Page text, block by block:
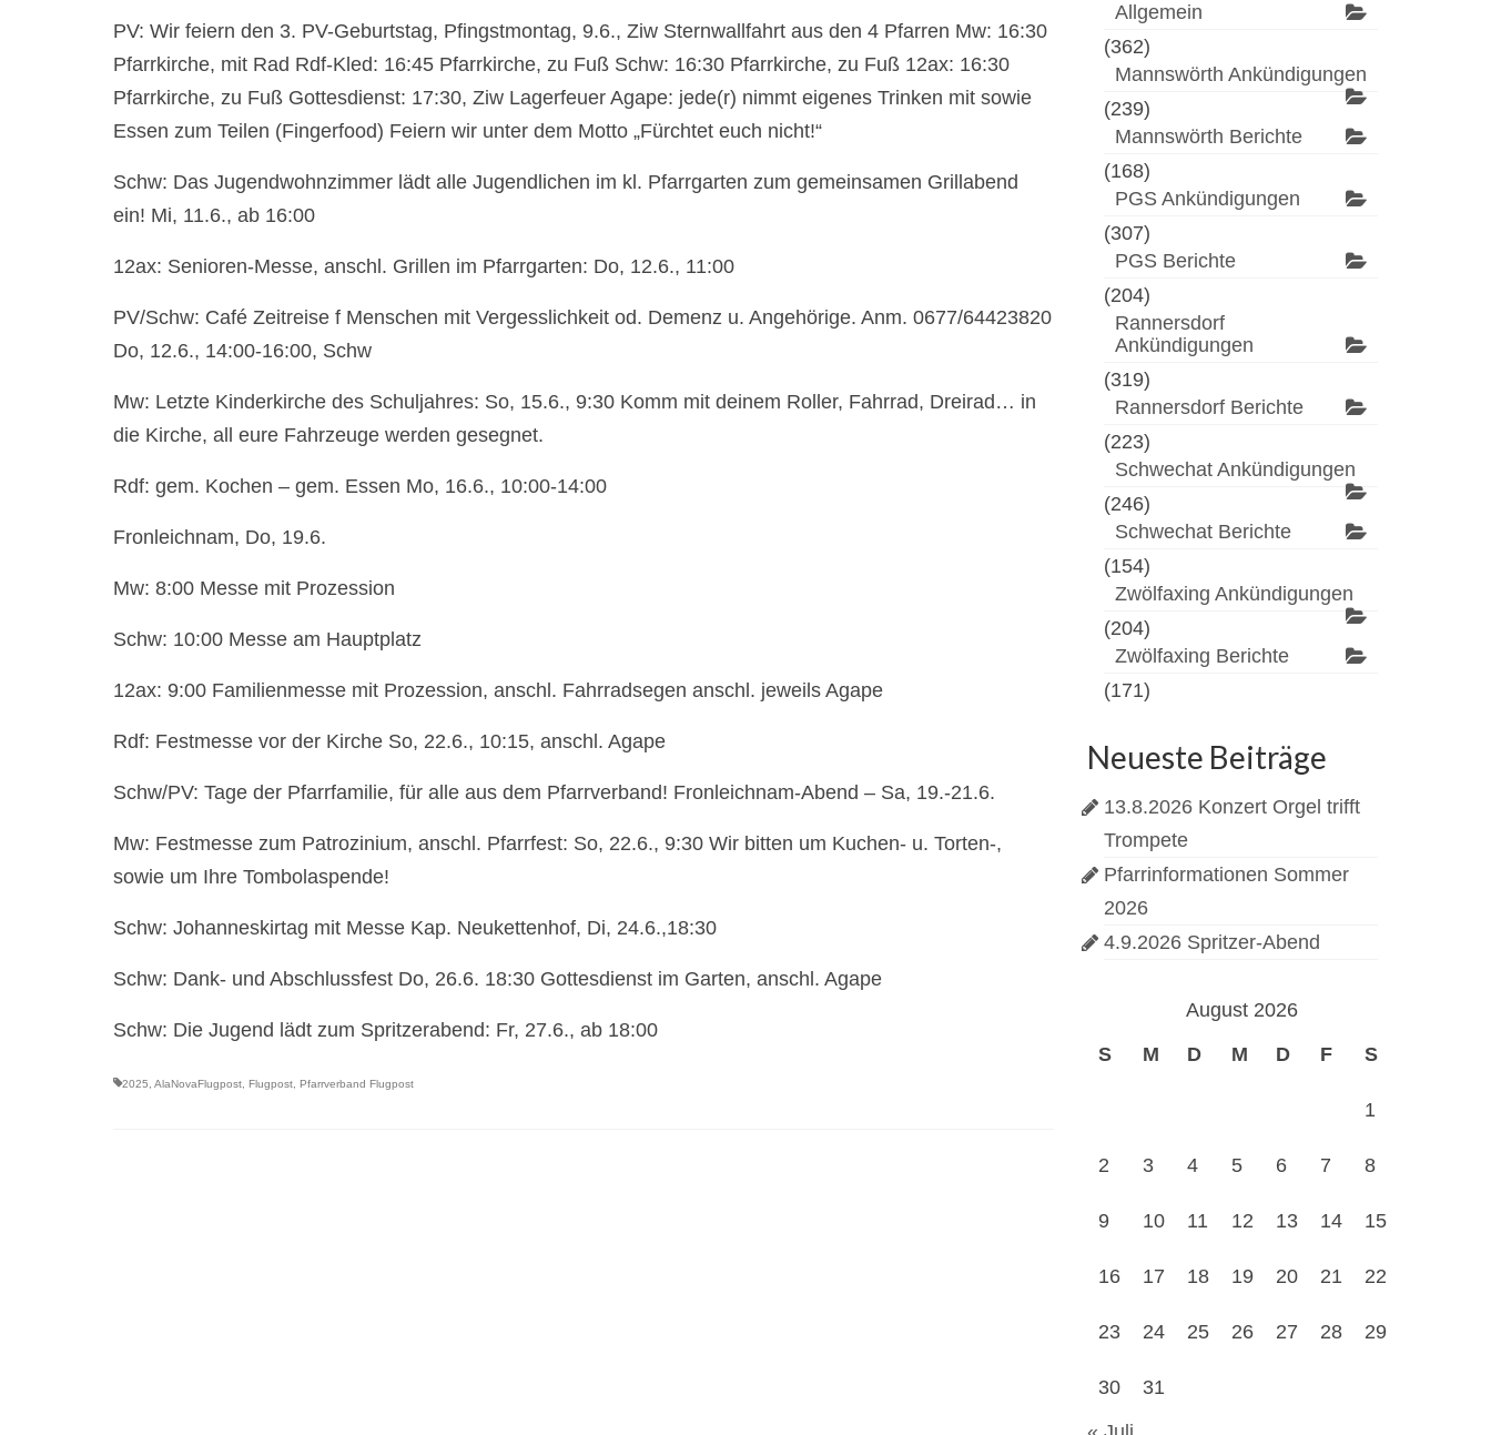
PV: Wir feiern den 3. PV-Geburtstag, Pfingstmontag, 9.6., Ziw Sternwallfahrt aus den 4 Pfarren Mw: 16:30
Pfarrkirche, mit Rad Rdf-Kled: 16:45 Pfarrkirche, zu Fuß Schw: 16:30 Pfarrkirche, zu Fuß 12ax: 16:30
Pfarrkirche, zu Fuß Gottesdienst: 17:30, Ziw Lagerfeuer Agape: jede(r) nimmt eigenes Trinken mit sowie
Essen zum Teilen (Fingerfood) Feiern wir unter dem Motto „Fürchtet euch nicht!“
Schw: Das Jugendwohnzimmer lädt alle Jugendlichen im kl. Pfarrgarten zum gemeinsamen Grillabend
ein! Mi, 11.6., ab 16:00
12ax: Senioren-Messe, anschl. Grillen im Pfarrgarten: Do, 12.6., 11:00
PV/Schw: Café Zeitreise f Menschen mit Vergesslichkeit od. Demenz u. Angehörige. Anm. 0677/64423820
Do, 12.6., 14:00-16:00, Schw
Mw: Letzte Kinderkirche des Schuljahres: So, 15.6., 9:30 Komm mit deinem Roller, Fahrrad, Dreirad… in
die Kirche, all eure Fahrzeuge werden gesegnet.
Rdf: gem. Kochen – gem. Essen Mo, 16.6., 10:00-14:00
Fronleichnam, Do, 19.6.
Mw: 8:00 Messe mit Prozession
Schw: 10:00 Messe am Hauptplatz
12ax: 9:00 Familienmesse mit Prozession, anschl. Fahrradsegen anschl. jeweils Agape
Rdf: Festmesse vor der Kirche So, 22.6., 10:15, anschl. Agape
Schw/PV: Tage der Pfarrfamilie, für alle aus dem Pfarrverband! Fronleichnam-Abend – Sa, 19.-21.6.
Mw: Festmesse zum Patrozinium, anschl. Pfarrfest: So, 22.6., 9:30 Wir bitten um Kuchen- u. Torten-,
sowie um Ihre Tombolaspende!
Schw: Johanneskirtag mit Messe Kap. Neukettenhof, Di, 24.6.,18:30
Schw: Dank- und Abschlussfest Do, 26.6. 18:30 Gottesdienst im Garten, anschl. Agape
Schw: Die Jugend lädt zum Spritzerabend: Fr, 27.6., ab 18:00
2025 AlaNovaFlugpost Flugpost Pfarrverband Flugpost
Allgemein
(362)
Mannswörth Ankündigungen
(239)
Mannswörth Berichte
(168)
PGS Ankündigungen
(307)
PGS Berichte
(204)
Rannersdorf
Ankündigungen
(319)
Rannersdorf Berichte
(223)
Schwechat Ankündigungen
(246)
Schwechat Berichte
(154)
Zwölfaxing Ankündigungen
(204)
Zwölfaxing Berichte
(171)
Neueste Beiträge
13.8.2026 Konzert Orgel trifft
Trompete
Pfarrinformationen Sommer
2026
4.9.2026 Spritzer-Abend
August 2026
S
M D M D F S
1
2 3 4 5 6 7 8
9 10 11 12 13 14 15
16 17 18 19 20 21 22
23 24 25 26 27 28 29
30
31